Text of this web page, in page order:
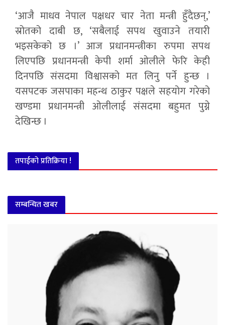
‘आजै माधव नेपाल पक्षधर चार नेता मन्त्री हुँदैछन्,’
स्रोतको दाबी छ, ‘सबैलाई सपथ खुवाउने तयारी
भइसकेको छ ।’ आज प्रधानमन्त्रीका रुपमा सपथ
लिएपछि प्रधानमन्त्री केपी शर्मा ओलीले फेरि केही
दिनपछि संसदमा विश्वासको मत लिनु पर्ने हुन्छ ।
यसपटक जसपाका महन्थ ठाकुर पक्षले सहयोग गरेको
खण्डमा प्रधानमन्त्री ओलीलाई संसदमा बहुमत पुग्ने
देखिन्छ ।
तपाईको प्रतिक्रिया !
सम्बन्धित खबर